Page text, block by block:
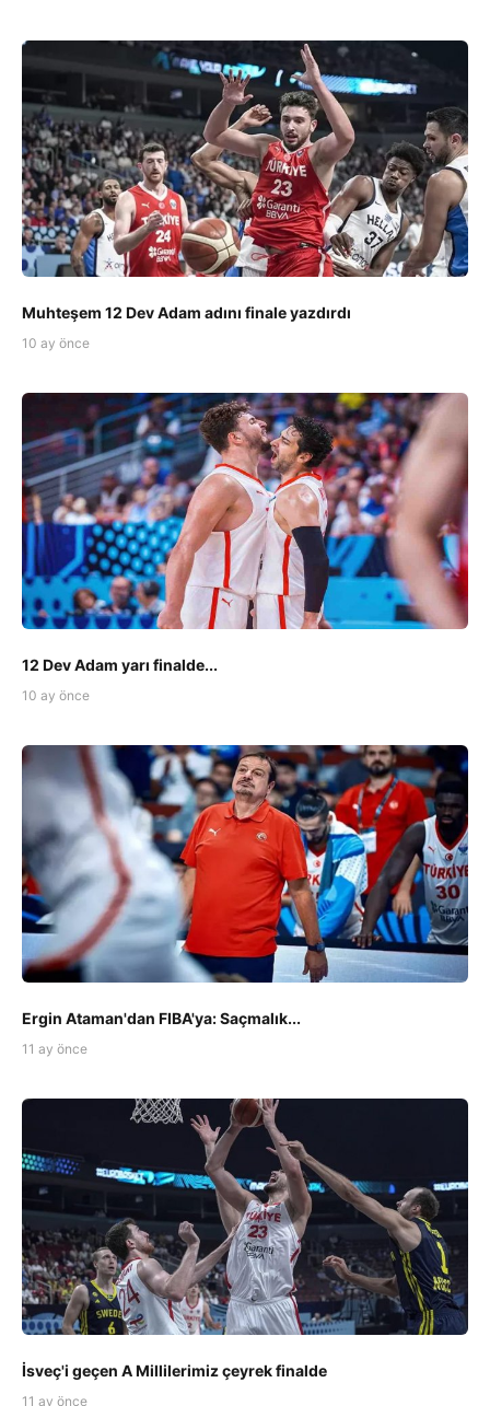
Muhteşem 12 Dev Adam adını finale yazdırdı
10 ay önce
12 Dev Adam yarı finalde...
10 ay önce
Ergin Ataman'dan FIBA'ya: Saçmalık...
11 ay önce
İsveç'i geçen A Millilerimiz çeyrek finalde
11 ay önce